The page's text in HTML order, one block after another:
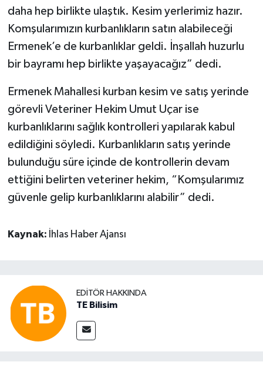
daha hep birlikte ulaştık. Kesim yerlerimiz hazır.
Komşularımızın kurbanlıkların satın alabileceği
Ermenek’e de kurbanlıklar geldi. İnşallah huzurlu
bir bayramı hep birlikte yaşayacağız” dedi.
Ermenek Mahallesi kurban kesim ve satış yerinde
görevli Veteriner Hekim Umut Uçar ise
kurbanlıklarını sağlık kontrolleri yapılarak kabul
edildiğini söyledi. Kurbanlıkların satış yerinde
bulunduğu süre içinde de kontrollerin devam
ettiğini belirten veteriner hekim, “Komşularımız
güvenle gelip kurbanlıklarını alabilir” dedi.
Kaynak: İhlas Haber Ajansı
EDITÖR HAKKINDA
TE Bilisim